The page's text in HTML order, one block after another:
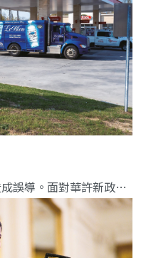
非農數據的修訂顯示短期噪音常造成誤導。面對華許新政策，投資人應擺脫數據干擾，聚焦真正牽動決策的通膨訊號。